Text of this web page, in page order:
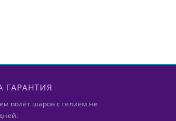
ГАРАНТИЯ
полёт шаров с гелием не